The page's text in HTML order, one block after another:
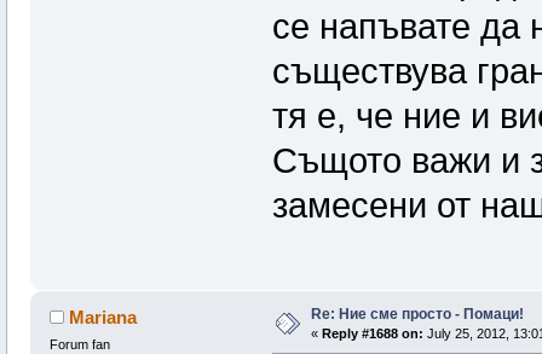
се напъвате да
съществува
тя е, че ние и
Същото важи и
замесени от
Mariana
Forum fan
Re: Ние сме просто - Помаци!
« Reply #1688 on: July 25, 2012,